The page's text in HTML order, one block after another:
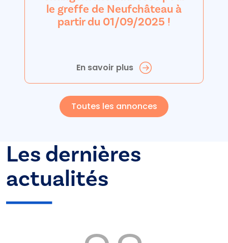
le greffe de Neufchâteau à
partir du 01/09/2025 !
En savoir plus
Toutes les annonces
Les dernières
actualités